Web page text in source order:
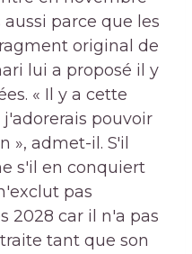
parce que les
original de
lui a proposé il y
« Il y a cette
pouvoir
», admet-il. S'il
s'il en conquiert
pas
2028 car il n'a pas
tant que son